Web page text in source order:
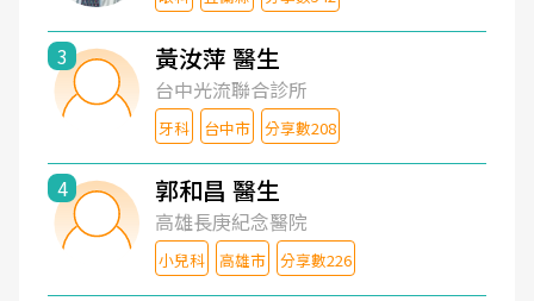
3 黃汝萍 醫生
台中光流聯合診所
牙科 台中市 分享數208
4 郭和昌 醫生
高雄長庚紀念醫院
小兒科 高雄市 分享數226